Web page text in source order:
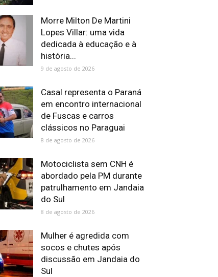
Morre Milton De Martini
Lopes Villar: uma vida
dedicada à educação e à
história...
9 de agosto de 2026
Casal representa o Paraná
em encontro internacional
de Fuscas e carros
clássicos no Paraguai
8 de agosto de 2026
Motociclista sem CNH é
abordado pela PM durante
patrulhamento em Jandaia
do Sul
8 de agosto de 2026
Mulher é agredida com
socos e chutes após
discussão em Jandaia do
Sul